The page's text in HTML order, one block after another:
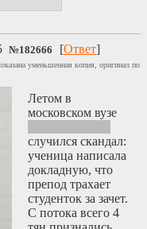
№182666 [Ответ]
уменьшенная копия, оригинал по
Летом в
московском вузе
случился скандал:
ученица написала
докладную, что
препод трахает
студенток за зачет.
С потока всего 4